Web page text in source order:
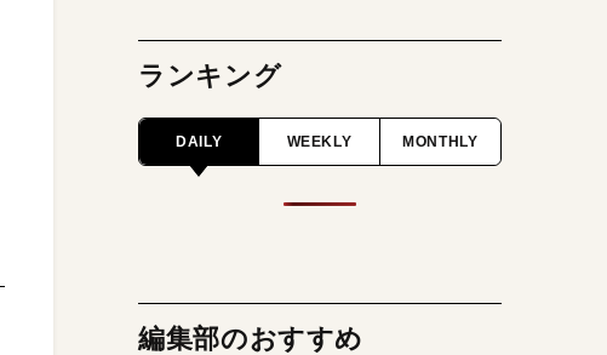
ランキング
DAILY WEEKLY MONTHLY
編集部のおすすめ